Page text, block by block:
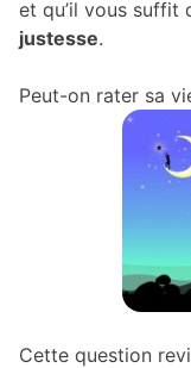
et qu’il vous suffit
justesse.
Peut-on rater sa
Cette question